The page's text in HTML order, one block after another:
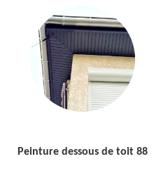
Peinture dessous de toit 88